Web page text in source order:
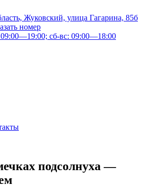
Жуковский, улица Гагарина, 85б
номер
сб-вс: 09:00—18:00
подсолнуха —